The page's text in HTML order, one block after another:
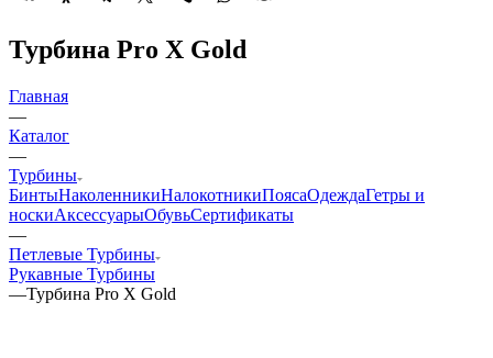
Турбина Pro X Gold
Главная
—
Каталог
—
Турбины
БинтыНаколенникиНалокотникиПоясаОдеждаГетры и
носкиАксессуарыОбувьСертификаты
—
Петлевые Турбины
Рукавные Турбины
—Турбина Pro X Gold